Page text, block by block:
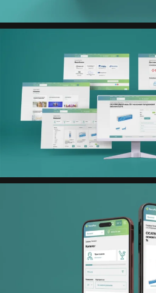
контролю. Кошик реалізовано
вікна для швидкої взаємодії, а
необхідні поля для
доставки та оплати.
Також на сайті створено
контактну сторінку,
користувачів, систему
адміністративній панелі та
Результат
Створено функціональний
розширеним e-commerce
покращує користувацький
замовлень для менеджерів і
для зростання онлайн-
Структура проєкту (Mind
Figma (UX/UI дизайн)
CSS3 / Tailwind CSS